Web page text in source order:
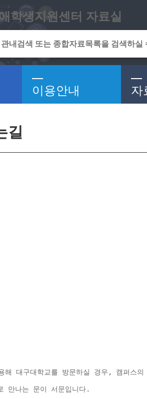
학생지원센터 자료실
이용안내 자
길
해 대구대학교를 방문하실 경우, 캠퍼스
만나는 문이 서문입니다.